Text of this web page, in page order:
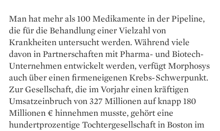
Man hat mehr als 100 Medikamente in der Pipeline,
die für die Behandlung einer Vielzahl von
Krankheiten untersucht werden. Während viele
davon in Partnerschaften mit Pharma- und Biotech-
Unternehmen entwickelt werden, verfügt Morphosys
auch über einen firmeneigenen Krebs-Schwerpunkt.
Zur Gesellschaft, die im Vorjahr einen kräftigen
Umsatzeinbruch von 327 Millionen auf knapp 180
Millionen € hinnehmen musste, gehört eine
hundertprozentige Tochtergesellschaft in Boston im